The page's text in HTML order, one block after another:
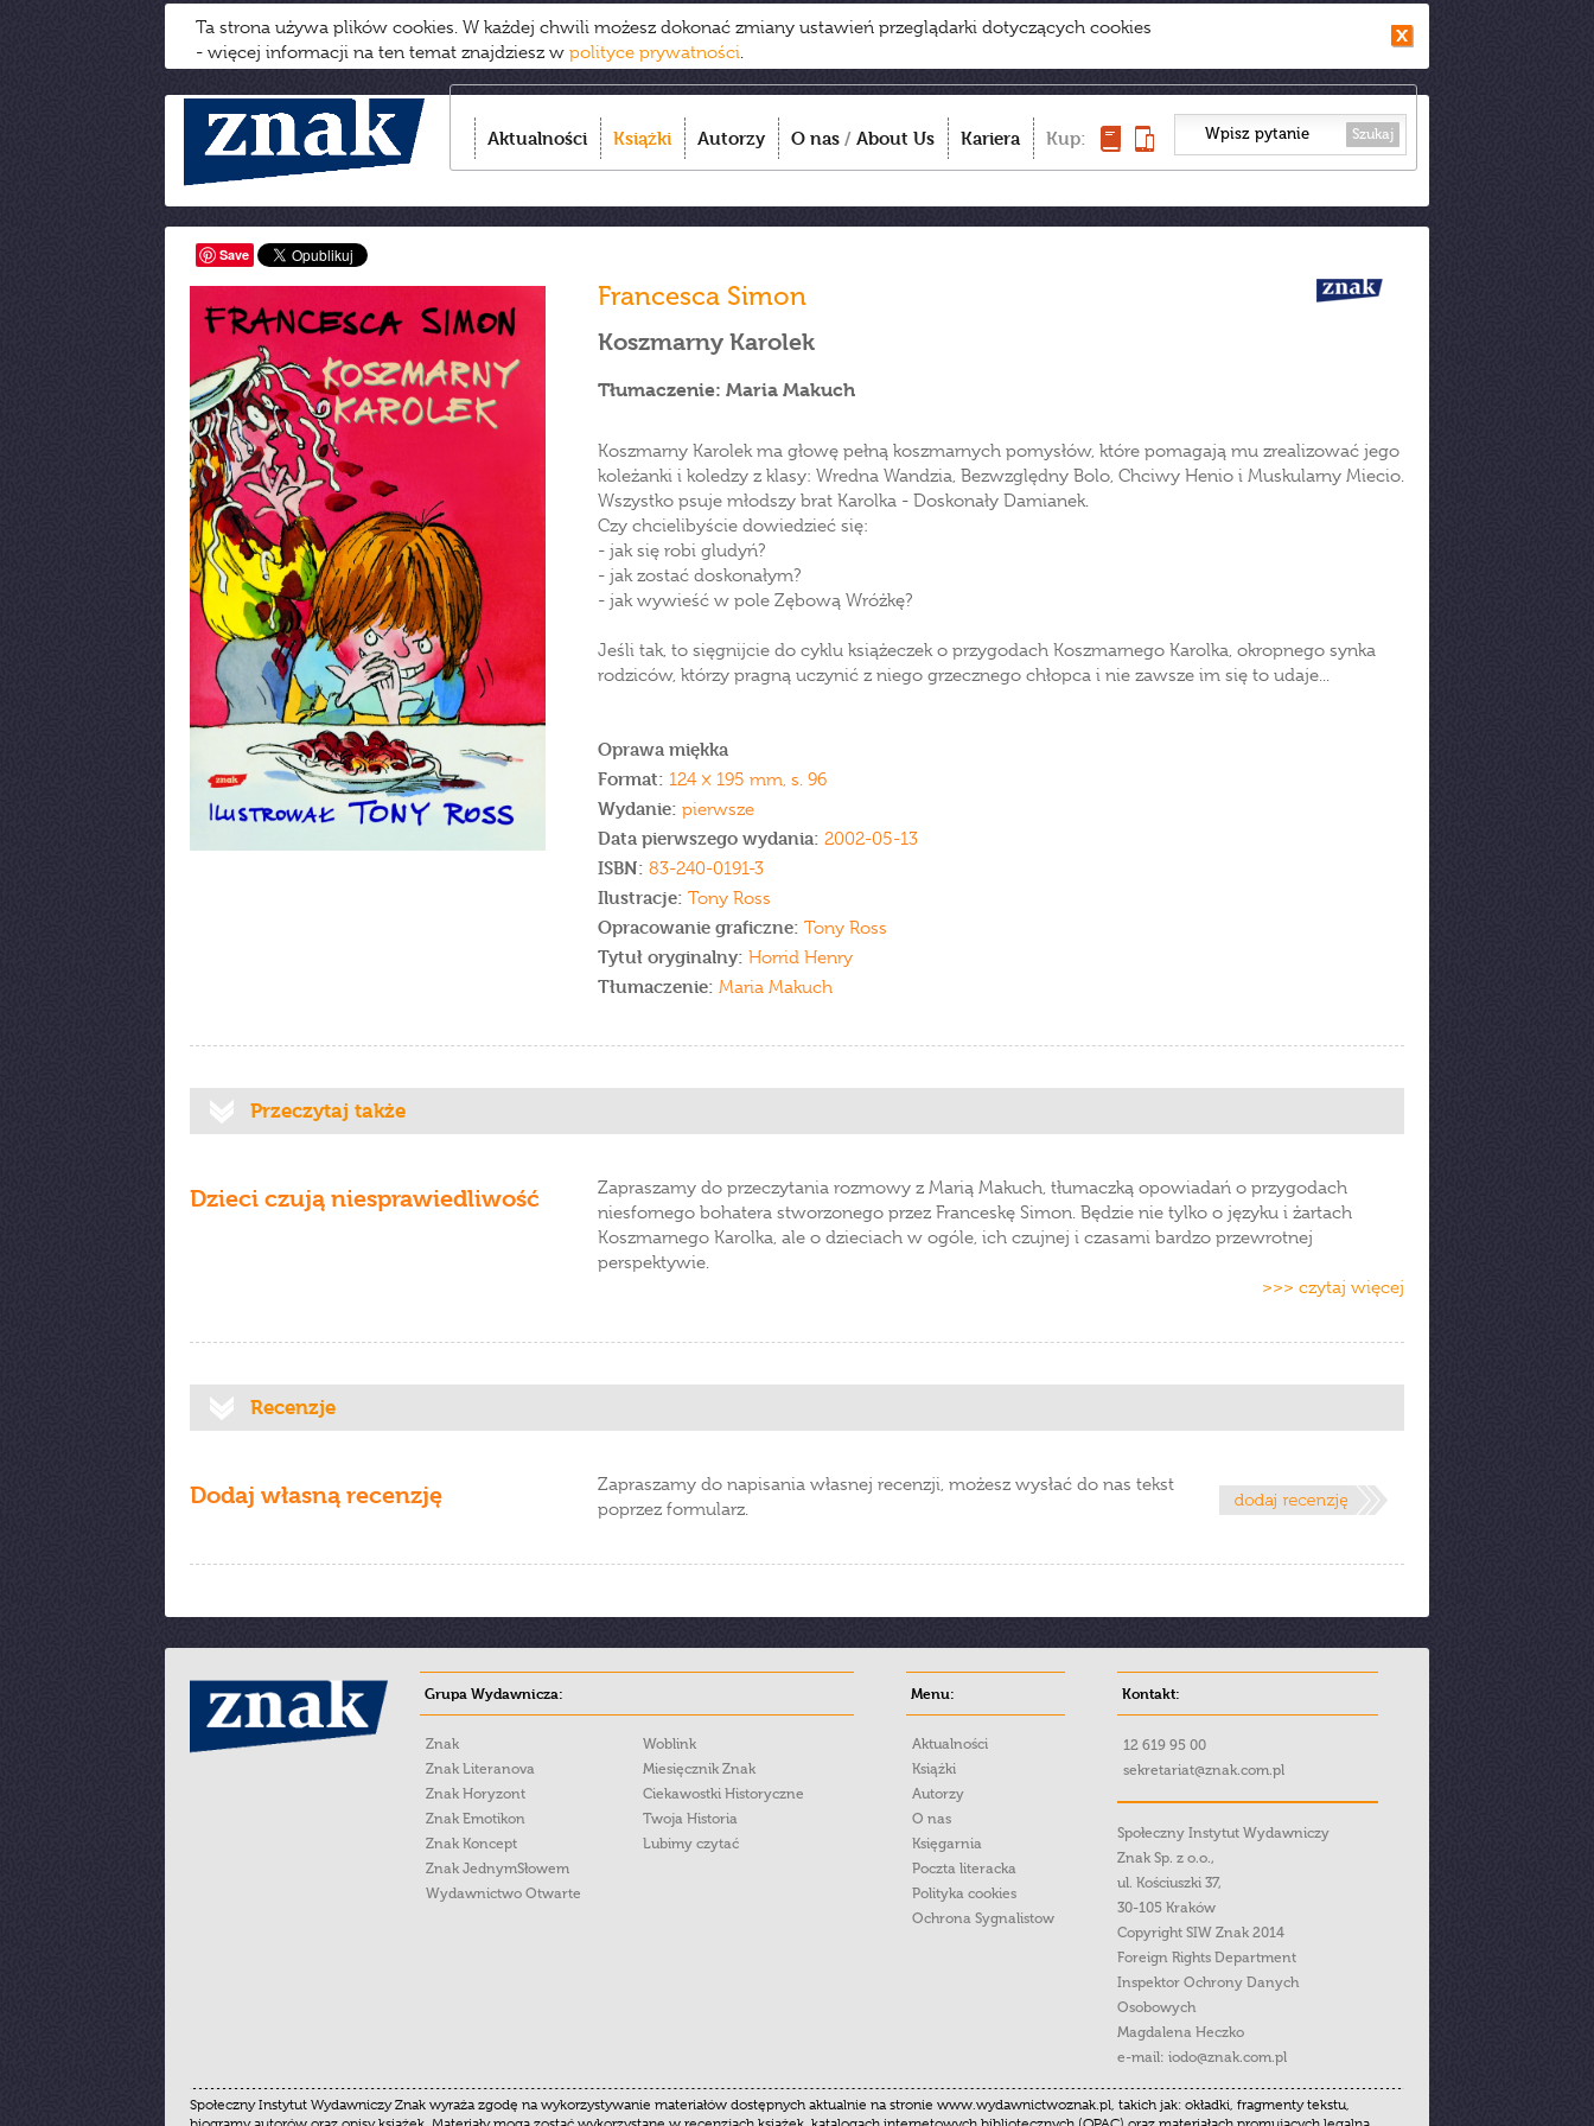
Ta strona używa plików cookies. W każdej chwili możesz dokonać zmiany ustawień przeglądarki dotyczących cookies
- więcej informacji na ten temat znajdziesz w polityce prywatności.
Aktualności Książki Autorzy O nas / About Us Kariera Kup: Szukaj
Save
Francesca Simon
Koszmarny Karolek
Tłumaczenie: Maria Makuch
Koszmarny Karolek ma głowę pełną koszmarnych pomysłów, które pomagają mu zrealizować jego
koleżanki i koledzy z klasy: Wredna Wandzia, Bezwzględny Bolo, Chciwy Henio i Muskularny Miecio.
Wszystko psuje młodszy brat Karolka - Doskonały Damianek.
Czy chcielibyście dowiedzieć się:
- jak się robi gludyń?
- jak zostać doskonałym?
- jak wywieść w pole Zębową Wróżkę?
Jeśli tak, to sięgnijcie do cyklu książeczek o przygodach Koszmarnego Karolka, okropnego synka
rodziców, którzy pragną uczynić z niego grzecznego chłopca i nie zawsze im się to udaje...
Oprawa miękka
Format: 124 × 195 mm, s. 96
Wydanie: pierwsze
Data pierwszego wydania: 2002-05-13
ISBN: 83-240-0191-3
Ilustracje: Tony Ross
Opracowanie graficzne: Tony Ross
Tytuł oryginalny: Horrid Henry
Tłumaczenie: Maria Makuch
Przeczytaj także
Dzieci czują niesprawiedliwość
Zapraszamy do przeczytania rozmowy z Marią Makuch, tłumaczką opowiadań o przygodach
niesfornego bohatera stworzonego przez Franceskę Simon. Będzie nie tylko o języku i żartach
Koszmarnego Karolka, ale o dzieciach w ogóle, ich czujnej i czasami bardzo przewrotnej
perspektywie.
>>> czytaj więcej
Recenzje
Dodaj własną recenzję
Zapraszamy do napisania własnej recenzji, możesz wysłać do nas tekst
poprzez formularz.
Grupa Wydawnicza:
Znak
Znak Literanova
Znak Horyzont
Znak Emotikon
Znak Koncept
Znak JednymSłowem
Wydawnictwo Otwarte
Woblink
Miesięcznik Znak
Ciekawostki Historyczne
Twoja Historia
Lubimy czytać
Menu:
Aktualności
Książki
Autorzy
O nas
Księgarnia
Poczta literacka
Polityka cookies
Ochrona Sygnalistow
Kontakt:
12 619 95 00
sekretariat@znak.com.pl
Społeczny Instytut Wydawniczy
Znak Sp. z o.o.,
ul. Kościuszki 37,
30-105 Kraków
Copyright SIW Znak 2014
Foreign Rights Department
Inspektor Ochrony Danych
Osobowych
Magdalena Heczko
e-mail: iodo@znak.com.pl
Społeczny Instytut Wydawniczy Znak wyraża zgodę na wykorzystywanie materiałów dostępnych aktualnie na stronie www.wydawnictwoznak.pl, takich jak: okładki, fragmenty tekstu,